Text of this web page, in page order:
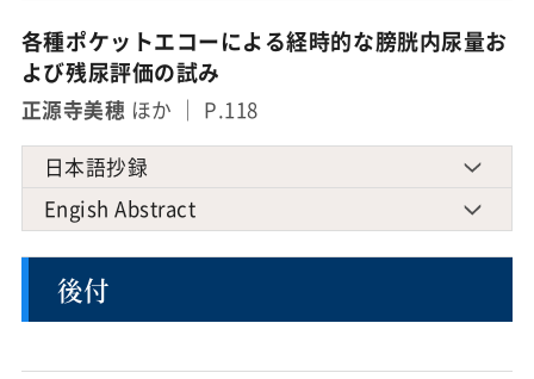
各種ポケットエコーによる経時的な膀胱内尿量お
よび残尿評価の試み
正源寺美穂 ほか ｜ P.118
日本語抄録
Engish Abstract
後付